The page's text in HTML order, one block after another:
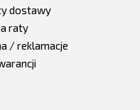
dostawy
raty
/ reklamacje